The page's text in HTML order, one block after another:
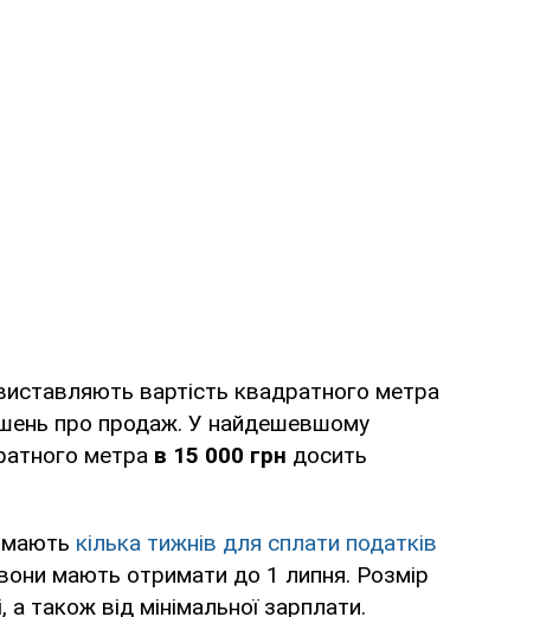
вартість квадратного метра
про продаж. У найдешевшому
метра в 15 000 грн досить
мають кілька тижнів для сплати податків
мають отримати до 1 липня. Розмір
також від мінімальної зарплати.